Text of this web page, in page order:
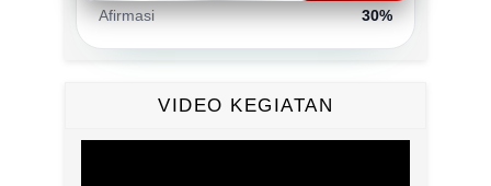
Afirmasi 30%
VIDEO KEGIATAN